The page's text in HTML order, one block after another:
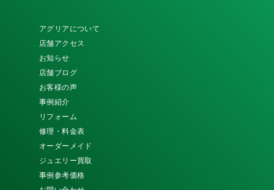
アグリアについて
店舗アクセス
お知らせ
店舗ブログ
お客様の声
事例紹介
リフォーム
修理・料金表
オーダーメイド
ジュエリー買取
事例参考価格